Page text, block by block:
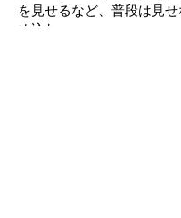
を見せるなど、普段は見
め込む。